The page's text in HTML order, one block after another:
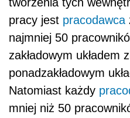
pracy jest pracodawca
najmniej 50
zakładowym układem
ponadzakładowym
Natomiast każdy
mniej niż 50